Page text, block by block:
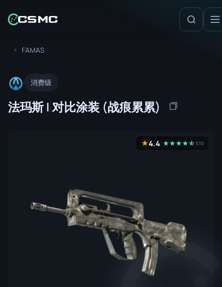
FAMAS
消费级
法玛斯 | 对比涂装 (战痕累累)
★4.4 ★★★★★
☆510